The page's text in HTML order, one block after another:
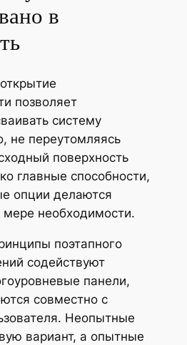
в
позволяет
систему
не переутомляясь
поверхность
главные способности,
опции делаются
необходимости.
поэтапного
содействуют
панели,
совместно с
Неопытные
вариант, а опытные